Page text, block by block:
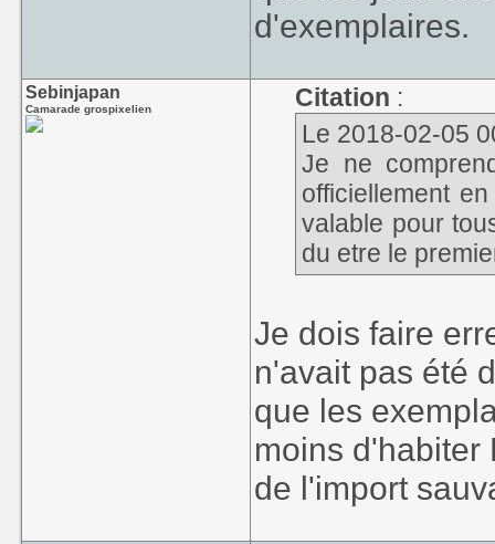
d'exemplaires.
Sebinjapan
Camarade grospixelien Citation :
Le 2018-02-05
Je ne
officiellement
valable pour
du etre le
Je dois faire
n'avait pas été
que les
moins d'habiter
de l'import